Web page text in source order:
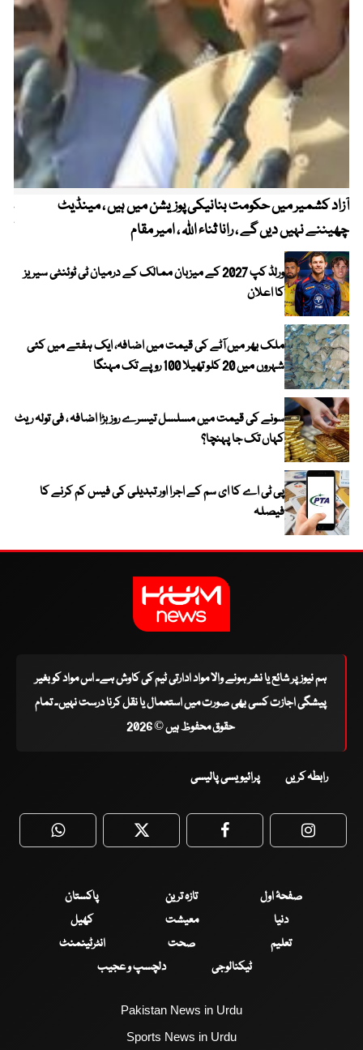
آزاد کشمیر میں حکومت بنانیکی پوزیشن میں ہیں ، مینڈیٹ
چھیننے نہیں دیں گے ، رانا ثناء اللہ ، امیر مقام
ورلڈ کپ 2027 کے میزبان ممالک کے درمیان ٹی ٹوئنٹی سیریز
کا اعلان
ملک بھر میں آٹے کی قیمت میں اضافہ، ایک ہفتے میں کئی
شہروں میں 20 کلو تھیلا 100 روپے تک مہنگا
سونے کی قیمت میں مسلسل تیسرے روز بڑا اضافہ ، فی تولہ ریٹ
کہاں تک جا پہنچا؟
پی ٹی اے کا ای سم کے اجرا اور تبدیلی کی فیس کم کرنے کا
فیصلہ
ہم نیوز پر شائع یا نشر ہونے والا مواد ادارتی ٹیم کی کاوش ہے۔ اس مواد کو بغیر
پیشگی اجازت کسی بھی صورت میں استعمال یا نقل کرنا درست نہیں۔ تمام
حقوق محفوظ ہیں © 2026
رابطہ کریں پرائیویسی پالیسی
WhatsApp Twitter Facebook
صفحۂ اول تازہ ترین
پاکستان
دنیا
معیشت
کھیل
تعلیم
صحت
انٹرٹینمنٹ
ٹیکنالوجی
دلچسپ و عجیب
Pakistan News in Urdu
Sports News in Urdu